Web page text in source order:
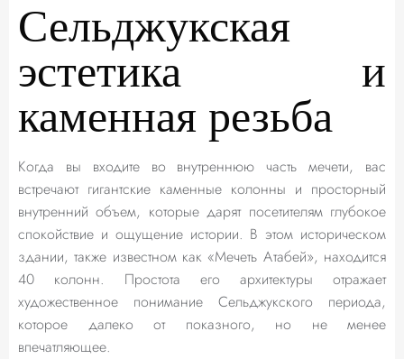
Сельджукская
эстетика и
каменная резьба
Когда вы входите во внутреннюю часть мечети, вас
встречают гигантские каменные колонны и просторный
внутренний объем, которые дарят посетителям глубокое
спокойствие и ощущение истории. В этом историческом
здании, также известном как «Мечеть Атабей», находится
40 колонн. Простота его архитектуры отражает
художественное понимание Сельджукского периода,
которое далеко от показного, но не менее
впечатляющее.